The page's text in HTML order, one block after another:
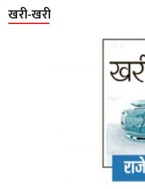
खरी-खरी